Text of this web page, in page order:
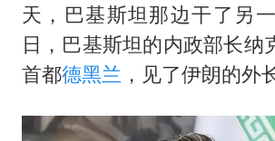
天，巴基斯坦那边干了另
日，巴基斯坦的内政部长纳
首都德黑兰 ，见了伊朗的外